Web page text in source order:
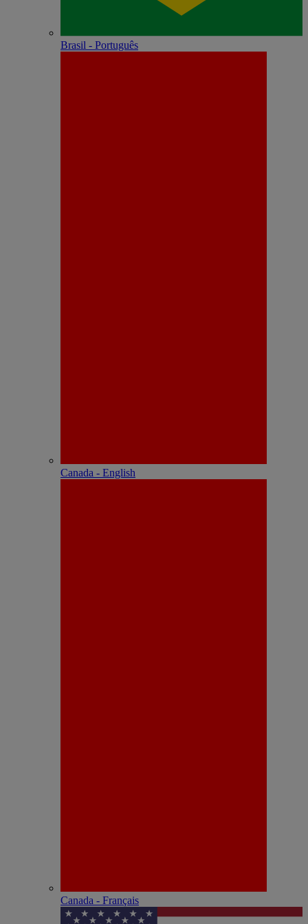
Brasil - Português
Canada - English
Canada - Français